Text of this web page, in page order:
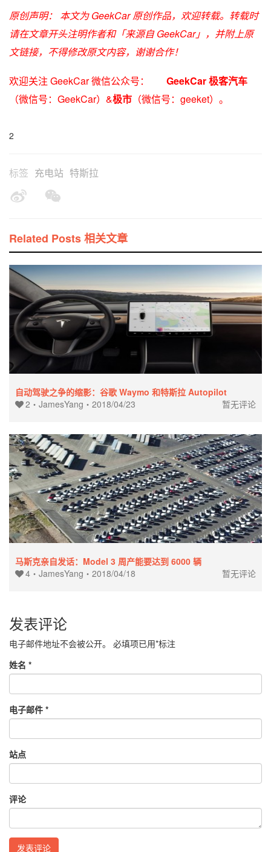
原创声明： 本文为 GeekCar 原创作品，欢迎转载。转载时
请在文章开头注明作者和「来源自 GeekCar」，并附上原
文链接，不得修改原文内容，谢谢合作！
欢迎关注 GeekCar 微信公众号： GeekCar 极客汽车
（微信号：GeekCar）&极市 （微信号：geeket）。
2
标签 充电站 特斯拉
Related Posts 相关文章
自动驾驶之争的缩影：谷歌 Waymo 和特斯拉 Autopilot
2 ・ JamesYang ・ 2018/04/23 暂无评论
马斯克亲自发话：Model 3 周产能要达到 6000 辆
4 ・ JamesYang ・ 2018/04/18 暂无评论
发表评论
电子邮件地址不会被公开。 必填项已用*标注
姓名 *
电子邮件 *
站点
评论